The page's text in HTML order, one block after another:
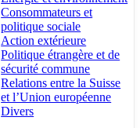
Consommateurs et
politique sociale
Action extérieure
Politique étrangère et de
sécurité commune
Relations entre la Suisse
et l’Union européenne
Divers